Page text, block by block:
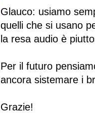
Glauco: usiamo
quelli che si usano
la resa audio è
Per il futuro
ancora sistemare i
Grazie!